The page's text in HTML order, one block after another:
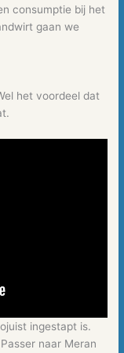
consumptie bij het
gaan we
het voordeel dat
ingestapt is.
naar Meran